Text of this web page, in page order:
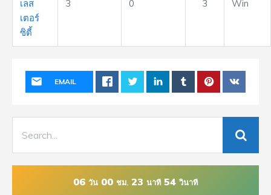
เลส
เตอร์
ซิตี้
3 0 3 Win
EMAIL
06 วัน 00 ชม. 23 นาที 54 วินาที